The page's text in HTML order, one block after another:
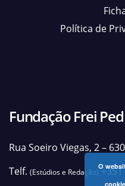
Política de
Fundação Frei
Rua Soeiro Viegas, 2 –
Telf. (Estúdios e Redação)+351
O